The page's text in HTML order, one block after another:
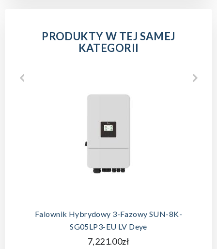
PRODUKTY W TEJ SAMEJ
KATEGORII
Falownik Hybrydowy 3-Fazowy SUN-8K-
SG05LP3-EU LV Deye
7,221.00zł